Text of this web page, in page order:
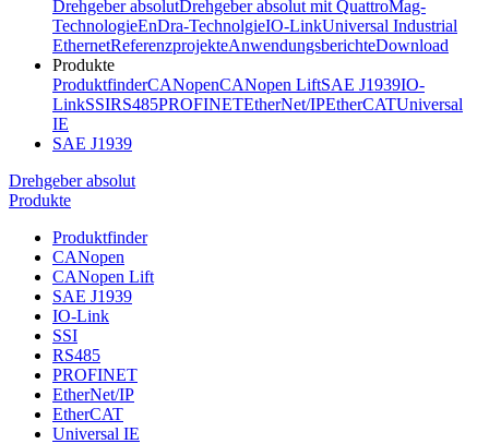
Drehgeber absolutDrehgeber absolut mit QuattroMag-
TechnologieEnDra-TechnolgieIO-LinkUniversal Industrial
EthernetReferenzprojekteAnwendungsberichteDownload
Produkte
ProduktfinderCANopenCANopen LiftSAE J1939IO-
LinkSSIRS485PROFINETEtherNet/IPEtherCATUniversal
IE
SAE J1939
Drehgeber absolut
Produkte
Produktfinder
CANopen
CANopen Lift
SAE J1939
IO-Link
SSI
RS485
PROFINET
EtherNet/IP
EtherCAT
Universal IE